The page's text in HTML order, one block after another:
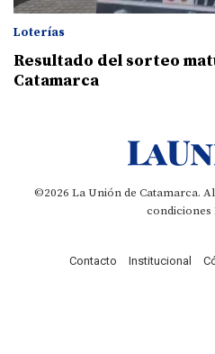
Loterías
Resultado del sorteo
Catamarca
©2026 La Unión de Catamarca.
condiciones
Contacto Institucional